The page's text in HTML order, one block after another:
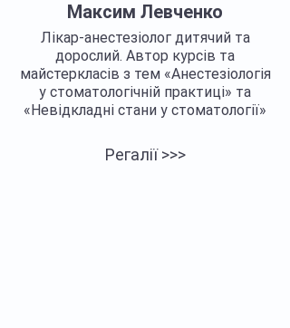
Максим Левченко
Лікар-анестезіолог дитячий та
дорослий. Автор курсів та
майстеркласів з тем «Анестезіологія
у стоматологічній практиці» та
«Невідкладні стани у стоматології»
Регалії >>>